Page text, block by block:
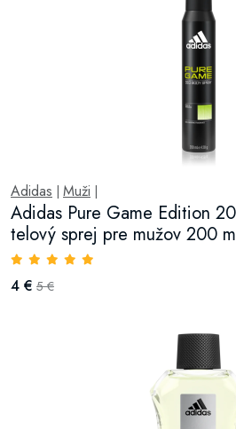
Adidas Muži
Adidas Pure Game Edition
telový sprej pre mužov 200
4 € 5 €